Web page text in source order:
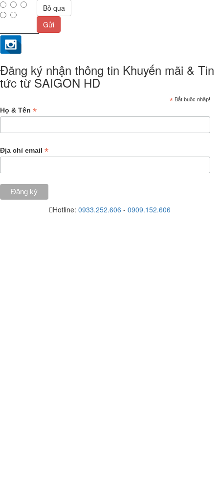
Bỏ qua
Gửi
Đăng ký nhận thông tin Khuyến mãi & Tin
tức từ SAIGON HD
* Bắt buộc nhập!
Họ & Tên *
Địa chỉ email *
Hotline: 0933.252.606 - 0909.152.606